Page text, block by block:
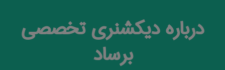
درباره دیکشنری تخصصی
برساد